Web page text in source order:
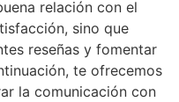
relación con el
sino que
reseñas y fomentar
te ofrecemos
la comunicación con